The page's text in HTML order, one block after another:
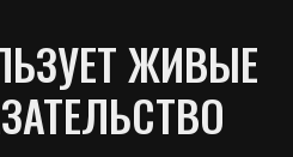
ЖИВЫЕ